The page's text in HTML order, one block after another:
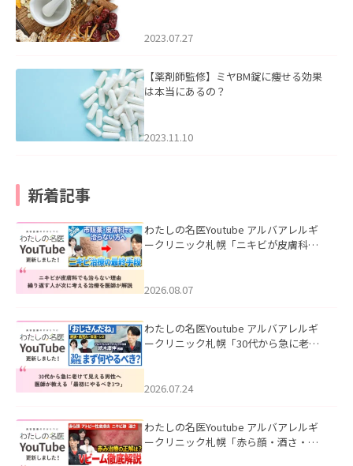
2023.07.27
【薬剤師監修】ミヤBM錠に痩せる効果
は本当にあるの？
2023.11.10
新着記事
わたしの名医Youtube アルバアレルギ
ークリニック札幌「ニキビが皮膚科で
ました。
2026.08.07
わたしの名医Youtube アルバアレルギ
ークリニック札幌「30代から急に老け
た。
2026.07.24
わたしの名医Youtube アルバアレルギ
ークリニック札幌「赤ら顔・酒さ・ニ